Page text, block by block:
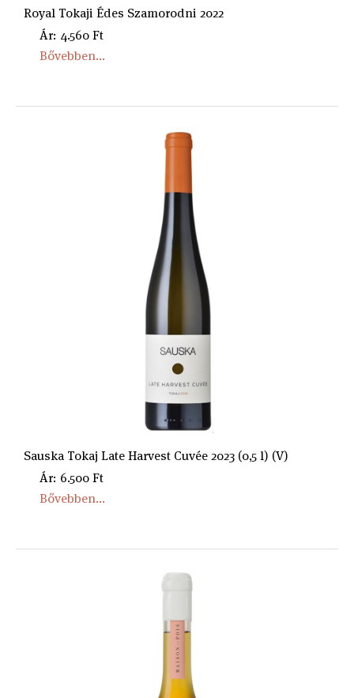
Royal Tokaji Édes Szamorodni 2022
Ár: 4.560 Ft
Bővebben...
Sauska Tokaj Late Harvest Cuvée 2023 (0,5 l) (V)
Ár: 6.500 Ft
Bővebben...